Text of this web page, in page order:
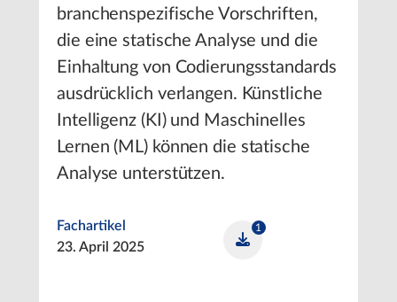
branchenspezifische Vorschriften,
die eine statische Analyse und die
Einhaltung von Codierungsstandards
ausdrücklich verlangen. Künstliche
Intelligenz (KI) und Maschinelles
Lernen (ML) können die statische
Analyse unterstützen.
Fachartikel
23. April 2025
1